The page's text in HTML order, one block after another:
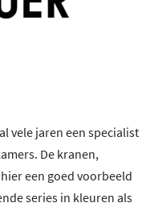
vele jaren een specialist
De kranen,
een goed voorbeeld
series in kleuren als